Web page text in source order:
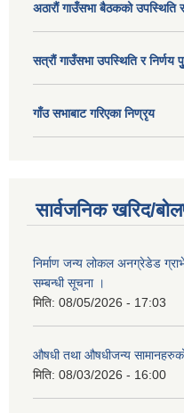
अठाराैं गाउँसभा बैठकको उपस्थिति
सत्राैं गाउँसभा उपस्थिति र निर्णय
गाँउ सभाबाट गरिएका निण्रृय
सार्वजनिक खरिद/
निर्माण जन्य लोकल अनग्रेडेड
सम्बन्धी सूचना ।
मिति: 08/05/2026 - 17:03
औषधी तथा औषधीजन्य
मिति: 08/03/2026 - 16:00